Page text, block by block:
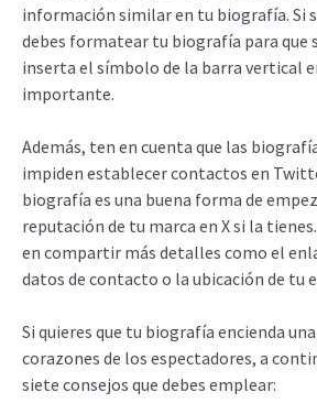
información similar en tu biografía. Si
debes formatear tu biografía para que
inserta el símbolo de la barra vertical
importante.
Además, ten en cuenta que las
impiden establecer contactos en
biografía es una buena forma de
reputación de tu marca en X si la
en compartir más detalles como el
datos de contacto o la ubicación de tu
Si quieres que tu biografía encienda
corazones de los espectadores, a
siete consejos que debes emplear: